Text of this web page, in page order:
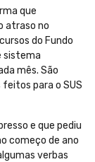
que
atraso no
do Fundo
sistema
mês. São
para o SUS
e que pediu
começo de ano
verbas